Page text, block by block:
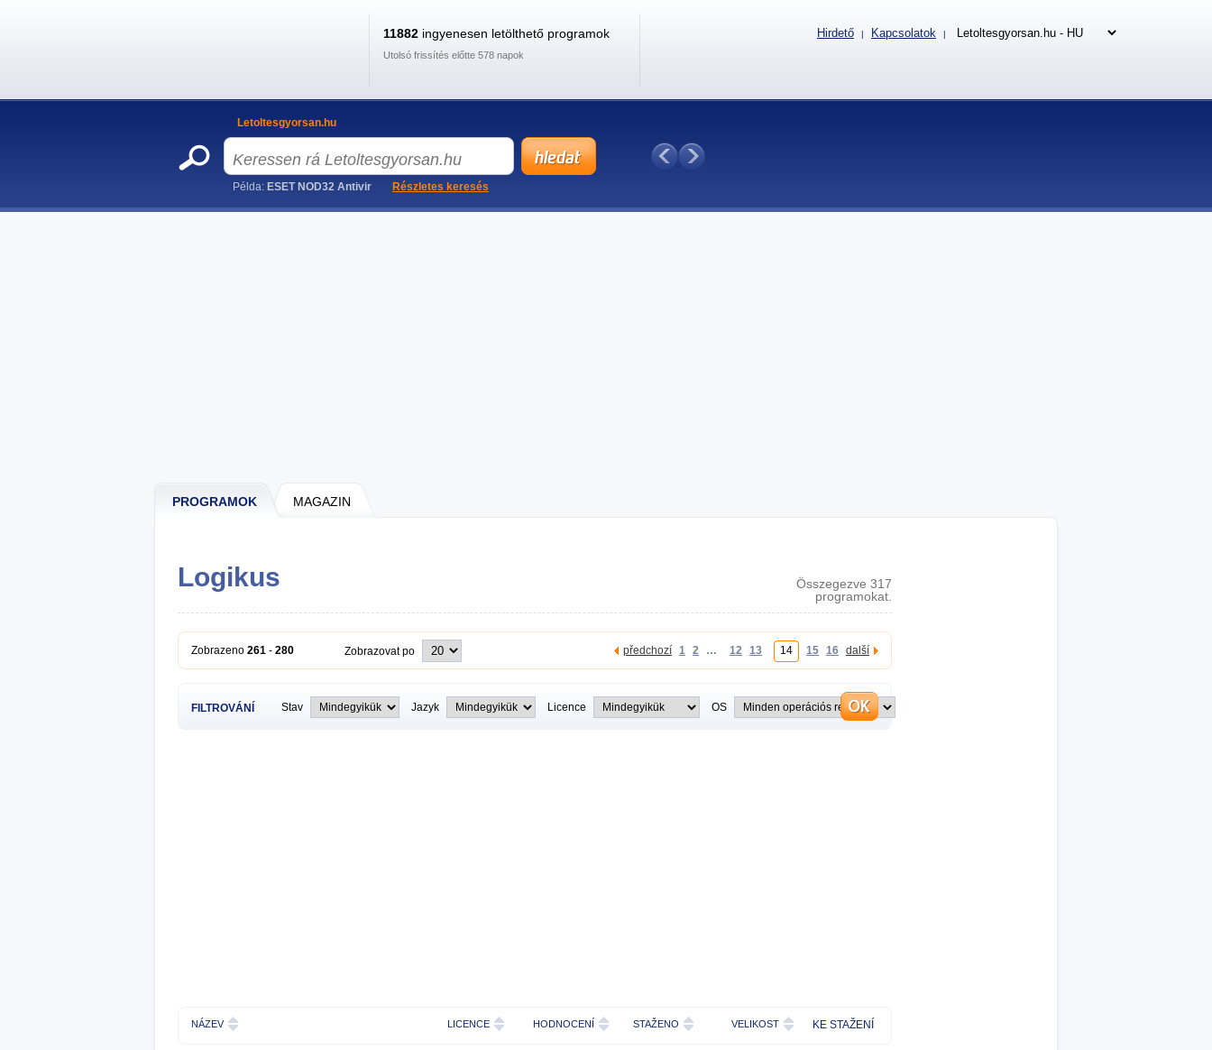
PROGRAMOK MAGAZIN
Logikus
Összegezve 317
programokat.
Zobrazeno 261 - 280 Zobrazovat po předchozí 1 2 … 12 13 14 15 16 další
FILTROVÁNÍ Stav Jazyk Licence OS
NÁZEV LICENCE HODNOCENÍ STAŽENO VELIKOST KE STAŽENÍ
11882 ingyenesen letölthető programok
Utolsó frissítés előtte 578 napok
Hirdető | Kapcsolatok |
Letoltesgyorsan.hu
Példa: ESET NOD32 Antivir Részletes keresés